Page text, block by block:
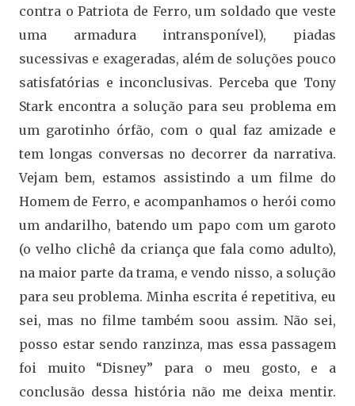
contra o Patriota de Ferro, um soldado que veste
uma armadura intransponível), piadas
sucessivas e exageradas, além de soluções pouco
satisfatórias e inconclusivas. Perceba que Tony
Stark encontra a solução para seu problema em
um garotinho órfão, com o qual faz amizade e
tem longas conversas no decorrer da narrativa.
Vejam bem, estamos assistindo a um filme do
Homem de Ferro, e acompanhamos o herói como
um andarilho, batendo um papo com um garoto
(o velho clichê da criança que fala como adulto),
na maior parte da trama, e vendo nisso, a solução
para seu problema. Minha escrita é repetitiva, eu
sei, mas no filme também soou assim. Não sei,
posso estar sendo ranzinza, mas essa passagem
foi muito “Disney” para o meu gosto, e a
conclusão dessa história não me deixa mentir.